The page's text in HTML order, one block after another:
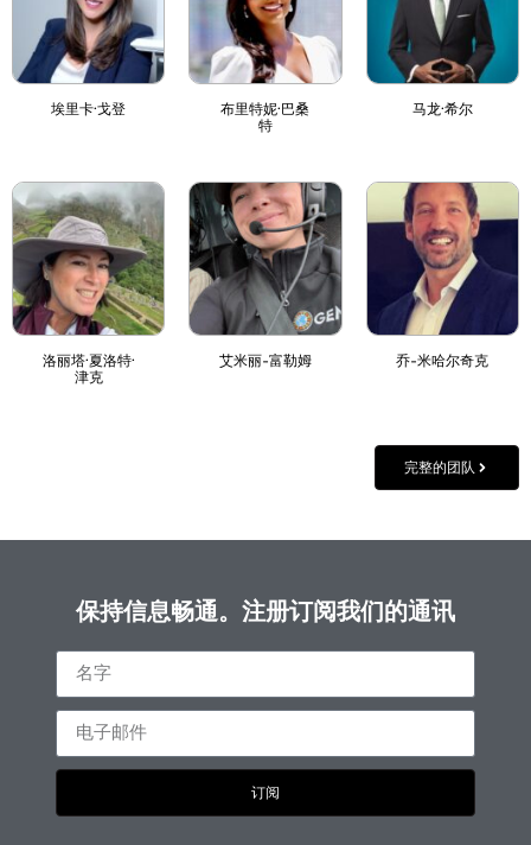
埃里卡·戈登
布里特妮·巴桑
特
马龙·希尔
洛丽塔·夏洛特·
津克
艾米丽-富勒姆 乔-米哈尔奇克
完整的团队
保持信息畅通。注册订阅我们的通讯
订阅